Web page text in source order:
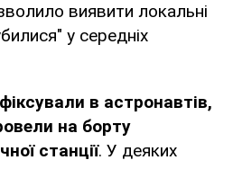
виявити локальні
у середніх
в астронавтів,
на борту
станції. У деяких